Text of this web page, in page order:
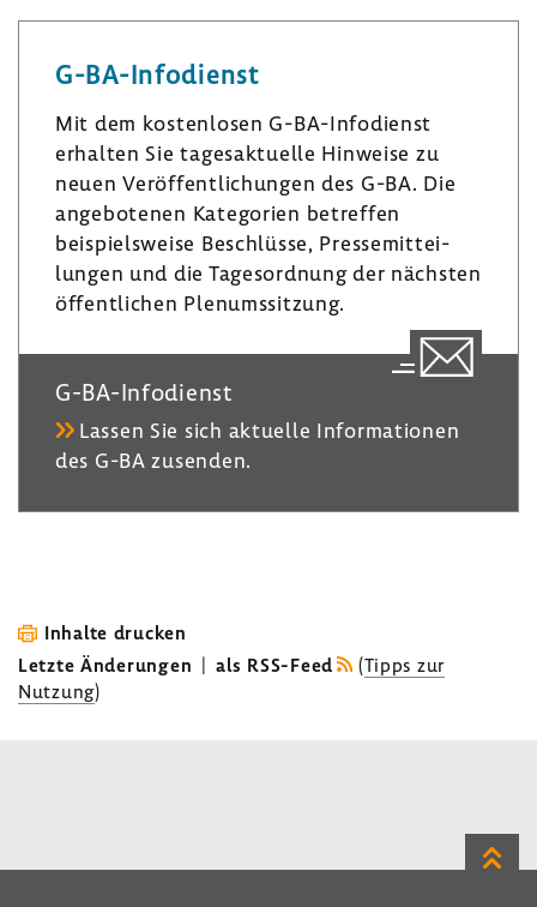
k
d
n
t
­
r
a
m
e
k
G-​BA-Infodienst
Mit dem kosten­losen G-​BA-Infodienst
erhalten Sie tages­ak­tu­elle Hinweise zu
neuen Veröf­fent­li­chungen des G-BA. Die
ange­bo­tenen Kate­go­rien betreffen
beispiels­weise Beschlüsse, Pres­se­mit­tei­
lungen und die Tages­ord­nung der nächsten
öffent­li­chen Plenumssit­zung.
G-​BA-Infodienst
Lassen Sie sich aktu­elle Infor­ma­tionen
des G-BA zusenden.
Inhalte drucken
Letzte Änderungen | als RSS-Feed (Tipps zur
Nutzung)
Zum